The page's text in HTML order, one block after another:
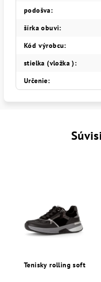
podošva:
šírka obuvi:
Kód výrobcu:
stielka (vložka ):
Určenie:
Tenisky rolling soft